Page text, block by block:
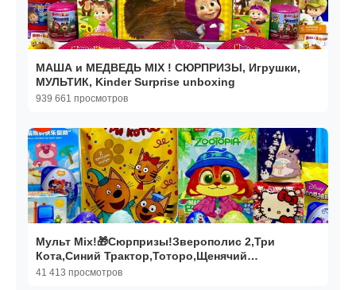
МАША и МЕДВЕДЬ MIX ! СЮРПРИЗЫ, Игрушки,
МУЛЬТИК, Kinder Surprise unboxing
939 661 просмотров
Мульт Mix!🎁Cюрпризы!Зверополис 2,Три
Кота,Синий Трактор,Тоторо,Щенячий
Патруль,Фиксики,Дисней
41 413 просмотров